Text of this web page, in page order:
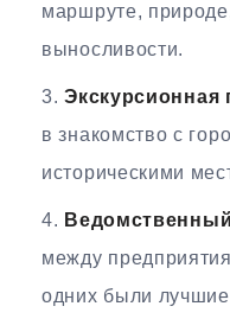
маршруте,
выносливости.
Экскурсионная
в знакомство с
историческими
между
одних были